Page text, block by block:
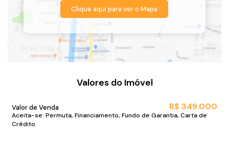
Clique aqui para ver o Mapa
Valores do Imóvel
R$ 349.000
Valor de Venda
Aceita-se: Permuta, Financiamento, Fundo de Garantia, Carta de
Crédito